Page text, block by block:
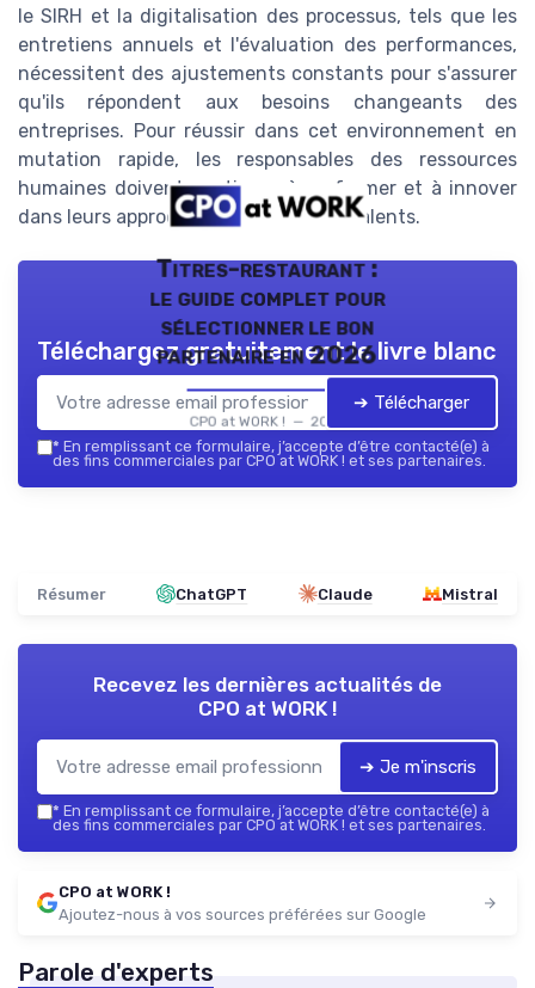
le SIRH et la digitalisation des processus, tels que les
entretiens annuels et l'évaluation des performances,
nécessitent des ajustements constants pour s'assurer
qu'ils répondent aux besoins changeants des
entreprises. Pour réussir dans cet environnement en
mutation rapide, les responsables des ressources
humaines doivent continuer à se former et à innover
dans leurs approches de gestion des talents.
Titres-restaurant :
le guide complet pour
sélectionner le bon
partenaire en 2026
CPO at WORK ! — 2026
Téléchargez gratuitement le livre blanc
➔ Télécharger
* En remplissant ce formulaire, j’accepte d’être contacté(e) à
des fins commerciales par CPO at WORK ! et ses partenaires.
Résumer ChatGPT Claude Mistral
Recevez les dernières actualités de
CPO at WORK !
➔ Je m'inscris
* En remplissant ce formulaire, j’accepte d’être contacté(e) à
des fins commerciales par CPO at WORK ! et ses partenaires.
CPO at WORK !
Ajoutez-nous à vos sources préférées sur Google
Parole d'experts